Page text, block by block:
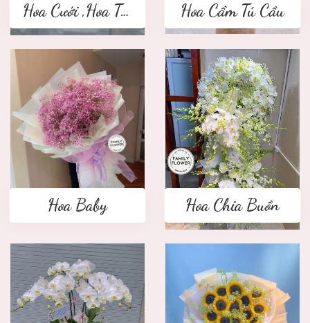
Hoa Cưới ,Hoa Tay Cầm Cô Dâu Hoa Cẩm Tú Cầu
Hoa Baby Hoa Chia Buồn